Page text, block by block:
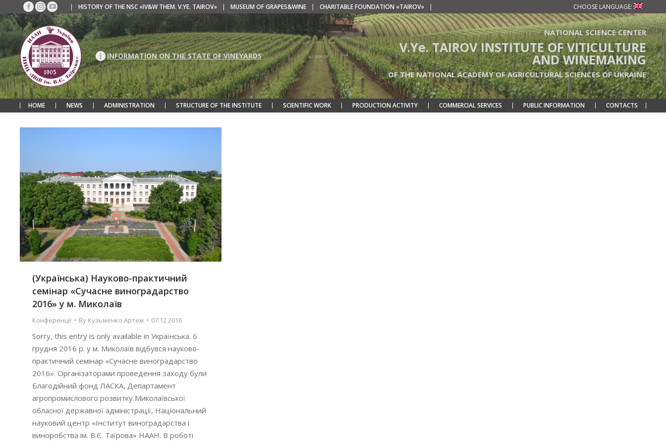
Facebook
page
opens
in
new
window
Instagram
page
opens
in
new
window
YouTube
page
opens
in
new
window
| HISTORY OF THE NSC «IV&W THEM. V.YE. TAIROV» | MUSEUM OF GRAPES&WINE | CHARITABLE FOUNDATION «TAIROV» | CHOOSE LANGUAGE:
INFORMATION ON THE STATE OF VINEYARDS
NATIONAL SCIENCE CENTER
V.Ye. TAIROV INSTITUTE OF VITICULTURE
AND WINEMAKING
OF THE NATIONAL ACADEMY OF AGRICULTURAL SCIENCES OF UKRAINE
HOME NEWS ADMINISTRATION STRUCTURE OF THE INSTITUTE SCIENTIFIC WORK PRODUCTION ACTIVITY COMMERCIAL SERVICES PUBLIC INFORMATION CONTACTS
(Українська) Науково-практичний
семінар «Сучасне виноградарство
2016» у м. Миколаїв
Конференції By Кузьменко Артем 07.12.2016
Sorry, this entry is only available in Українська. 6
грудня 2016 р. у м. Миколаїв відбувся науково-
практичний семінар «Сучасне виноградарство
2016». Організаторами проведення заходу були
Благодійний фонд ЛАСКА, Департамент
агропромислового розвитку Миколаївської
обласної державної адміністрації, Національний
науковий центр «Інститут виноградарства і
виноробства ім. В.Є. Таїрова» НААН. В роботі